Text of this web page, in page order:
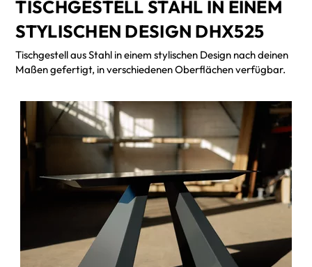
TISCHGESTELL STAHL IN EINEM
STYLISCHEN DESIGN DHX525
Tischgestell aus Stahl in einem stylischen Design nach deinen
Maßen gefertigt, in verschiedenen Oberflächen verfügbar.